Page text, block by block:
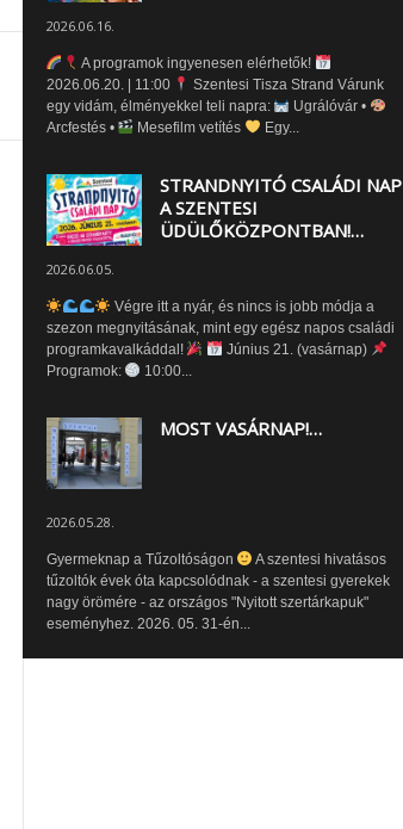
2026.06.16.
A programok ingyenesen elérhetők!
2026.06.20. | 11:00
Szentesi Tisza Strand Várunk
egy vidám, élményekkel teli napra:
Ugrálóvár •
Arcfestés •
Mesefilm vetítés Egy...
STRANDNYITÓ CSALÁDI NAP
A SZENTESI
ÜDÜLŐKÖZPONTBAN!…
2026.06.05.
Végre itt a nyár, és nincs is jobb módja a
szezon megnyitásának, mint egy egész napos családi
programkavalkáddal!
Június 21. (vasárnap)
Programok:
10:00...
MOST VASÁRNAP!…
2026.05.28.
Gyermeknap a Tűzoltóságon
A szentesi hivatásos
tűzoltók évek óta kapcsolódnak - a szentesi gyerekek
nagy örömére - az országos "Nyitott szertárkapuk"
eseményhez. 2026. 05. 31-én...